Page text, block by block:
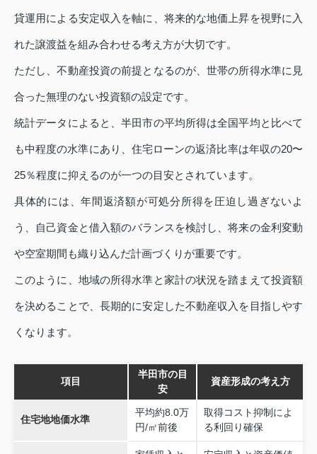
貸運用による安定収入を軸に、将来的な地価上昇を視野に入
れた譲渡益を組み合わせる考え方が大切です。
ただし、不動産投資の前提となるのが、世帯の所得水準に見
合った無理のない投資額の設定です。
統計データによると、半田市の平均所得は全国平均と比べて
も中程度の水準にあり、住宅ローンの返済比率は年収の20〜
25％程度に抑えるのが一つの目安とされています。
具体的には、年間返済額が可処分所得を圧迫し過ぎないよ
う、自己資金と借入額のバランスを検討し、将来の金利変動
や空室期間も織り込んだ計画づくりが重要です。
このように、地域の所得水準と家計の状況を踏まえて投資額
を決めることで、長期的に安定した不動産収入を目指しやす
くなります。
項目
半田市の目
安
資産形成の考え方
住宅地地価水準
平均約8.0万
円/㎡前後
取得コスト抑制によ
る利回り確保